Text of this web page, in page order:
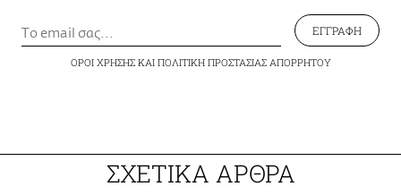
ΕΓΓΡΑΦΗ
ΟΡΟΙ ΧΡΗΣΗΣΚΑΙ ΠΟΛΙΤΙΚΗ ΠΡΟΣΤΑΣΙΑΣ ΑΠΟΡΡΗΤΟΥ
ΣΧΕΤΙΚΑ ΑΡΘΡΑ